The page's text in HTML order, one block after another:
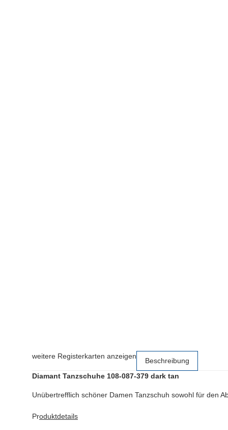
weitere Registerkarten anzeigen
Beschreibung
Diamant Tanzschuhe 108-087-379 dark tan
Unübertrefflich schöner Damen Tanzschuh sowohl für den
Produktdetails